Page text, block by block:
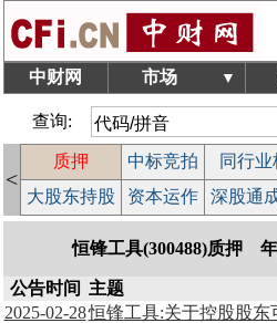
中财网 市场 ▼
查询:
<
质押 中标竞拍 同行业
大股东持股 资本运作 深股通
恒锋工具(300488)质押 年
公告时间 主题
2025-02-28恒锋工具:关于控股股东